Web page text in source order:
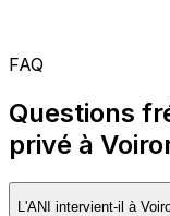
FAQ
Questions
privé à
L'ANI intervient-il à